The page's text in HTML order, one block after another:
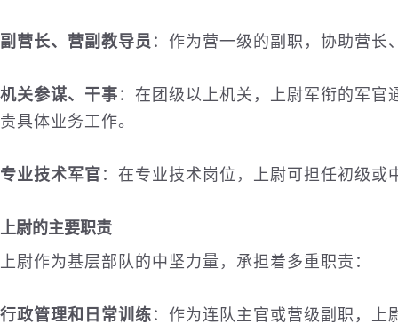
副营长、营副教导员 ：作为营一级的副职，协助营
机关参谋、干事 ：在团级以上机关，上尉军衔的军
责具体业务工作。
专业技术军官 ：在专业技术岗位，上尉可担任初级或
上尉的主要职责
上尉作为基层部队的中坚力量，承担着多重职责：
行政管理和日常训练 ：作为连队主官或营级副职，